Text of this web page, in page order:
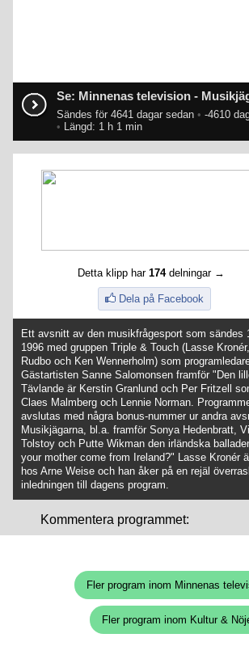
Se: Minnenas television -
Sändes för 4641 dagar sedan • -4610
• Längd: 1 h 1 min
Detta klipp har 174delningar →
Dela på Facebook
Ett avsnitt av den musikfrågesport som sändes
1996 med gruppen Triple & Touch (Lasse
Rudbo och Ken Wennerholm) som
Gästartisten Sanne Salomonsen framför "Den
Tävlande är Kerstin Granlund och Per Fritzell
Claes Malmberg och Lennie Norman.
avslutas med några bonus-nummer ur andra
Musikjägarna, bl.a. framför Sonya Hedenbratt,
Tolstoy och Putte Wikman den irländska
your mother come from Ireland?" Lasse Kronér
hos Arne Weise och han åker på en rejäl
inledningen till dagens program.
Kommentera programmet:
Fler program inom Minnenas
Fler program inom Kultur &